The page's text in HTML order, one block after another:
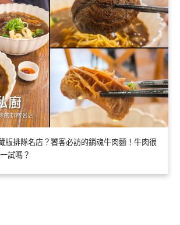
版排隊名店？饕客必訪的銷魂牛肉麵！牛肉很
試嗎？